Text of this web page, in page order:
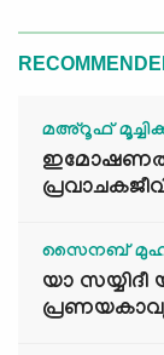
മഅ്റൂഫ്
ഇമോഷണൽ
സൈനബ്
യാ